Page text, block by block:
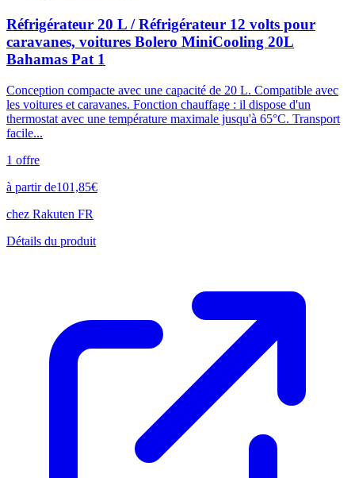
Réfrigérateur 20 L / Réfrigérateur 12 volts pour
caravanes, voitures Bolero MiniCooling 20L
Bahamas Pat 1
Conception compacte avec une capacité de 20 L. Compatible avec
les voitures et caravanes. Fonction chauffage : il dispose d'un
thermostat avec une température maximale jusqu'à 65°C. Transport
facile...
1 offre
à partir de101,85€
chez Rakuten FR
Détails du produit